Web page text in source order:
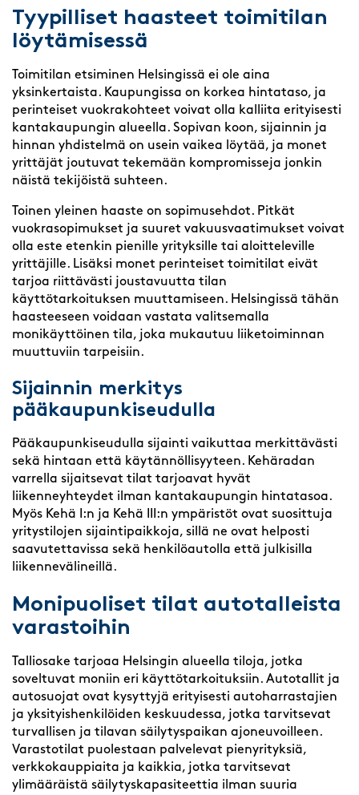
Tyypilliset haasteet toimitilan
löytämisessä
Toimitilan etsiminen Helsingissä ei ole aina
yksinkertaista. Kaupungissa on korkea hintataso, ja
perinteiset vuokrakohteet voivat olla kalliita erityisesti
kantakaupungin alueella. Sopivan koon, sijainnin ja
hinnan yhdistelmä on usein vaikea löytää, ja monet
yrittäjät joutuvat tekemään kompromisseja jonkin
näistä tekijöistä suhteen.
Toinen yleinen haaste on sopimusehdot. Pitkät
vuokrasopimukset ja suuret vakuusvaatimukset voivat
olla este etenkin pienille yrityksille tai aloitteleville
yrittäjille. Lisäksi monet perinteiset toimitilat eivät
tarjoa riittävästi joustavuutta tilan
käyttötarkoituksen muuttamiseen. Helsingissä tähän
haasteeseen voidaan vastata valitsemalla
monikäyttöinen tila, joka mukautuu liiketoiminnan
muuttuviin tarpeisiin.
Sijainnin merkitys
pääkaupunkiseudulla
Pääkaupunkiseudulla sijainti vaikuttaa merkittävästi
sekä hintaan että käytännöllisyyteen. Kehäradan
varrella sijaitsevat tilat tarjoavat hyvät
liikenneyhteydet ilman kantakaupungin hintatasoa.
Myös Kehä I:n ja Kehä III:n ympäristöt ovat suosittuja
yritystilojen sijaintipaikkoja, sillä ne ovat helposti
saavutettavissa sekä henkilöautolla että julkisilla
liikennevälineillä.
Monipuoliset tilat autotalleista
varastoihin
Talliosake tarjoaa Helsingin alueella tiloja, jotka
soveltuvat moniin eri käyttötarkoituksiin. Autotallit ja
autosuojat ovat kysyttyjä erityisesti autoharrastajien
ja yksityishenkilöiden keskuudessa, jotka tarvitsevat
turvallisen ja tilavan säilytyspaikan ajoneuvoilleen.
Varastotilat puolestaan palvelevat pienyrityksiä,
verkkokauppiaita ja kaikkia, jotka tarvitsevat
ylimääräistä säilytyskapasiteettia ilman suuria